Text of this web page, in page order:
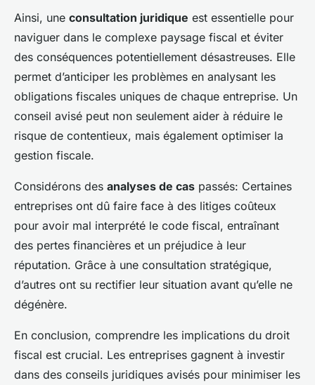
Ainsi, une consultation juridique est essentielle pour
naviguer dans le complexe paysage fiscal et éviter
des conséquences potentiellement désastreuses. Elle
permet d’anticiper les problèmes en analysant les
obligations fiscales uniques de chaque entreprise. Un
conseil avisé peut non seulement aider à réduire le
risque de contentieux, mais également optimiser la
gestion fiscale.
Considérons des analyses de cas passés: Certaines
entreprises ont dû faire face à des litiges coûteux
pour avoir mal interprété le code fiscal, entraînant
des pertes financières et un préjudice à leur
réputation. Grâce à une consultation stratégique,
d’autres ont su rectifier leur situation avant qu’elle ne
dégénère.
En conclusion, comprendre les implications du droit
fiscal est crucial. Les entreprises gagnent à investir
dans des conseils juridiques avisés pour minimiser les